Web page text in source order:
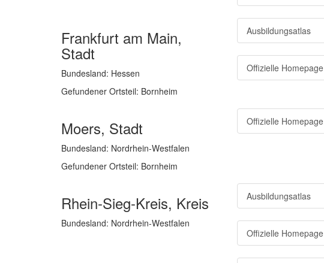
Frankfurt am Main,
Stadt
Bundesland: Hessen
Gefundener Ortsteil: Bornheim
Ausbildungsatlas
Offizielle Homepage
Moers, Stadt
Bundesland: Nordrhein-Westfalen
Gefundener Ortsteil: Bornheim
Offizielle Homepage
Rhein-Sieg-Kreis, Kreis
Bundesland: Nordrhein-Westfalen
Ausbildungsatlas
Offizielle Homepage